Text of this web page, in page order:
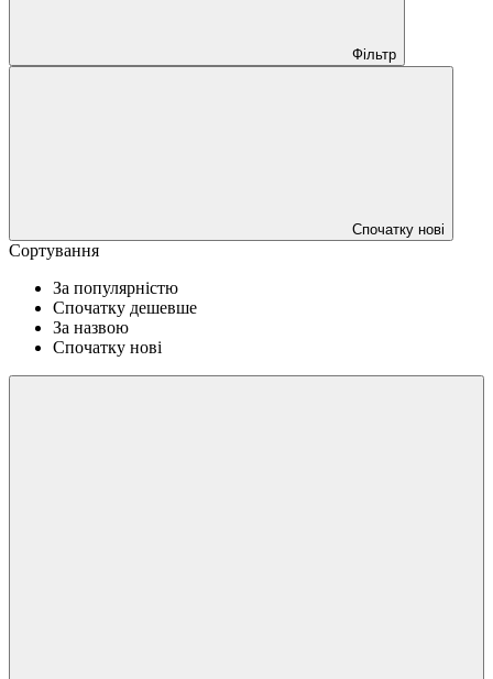
Фільтр
Спочатку нові
Сортування
За популярністю
Спочатку дешевше
За назвою
Спочатку нові